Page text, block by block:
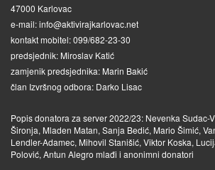
47000 Karlovac
e-mail: info@aktivirajkarlovac.net
kontakt mobitel: 099/682-23-30
predsjednik: Miroslav Katić
zamjenik predsjednika: Marin Bakić
član Izvršnog odbora: Darko Lisac
Popis donatora za server 2022/23: Nevenka Sudac-
Šironja, Mladen Matan, Sanja Bedić, Mario Šimić,
Lendler-Adamec, Mihovil Stanišić, Viktor Koska,
Polović, Antun Alegro mlađi i anonimni donatori